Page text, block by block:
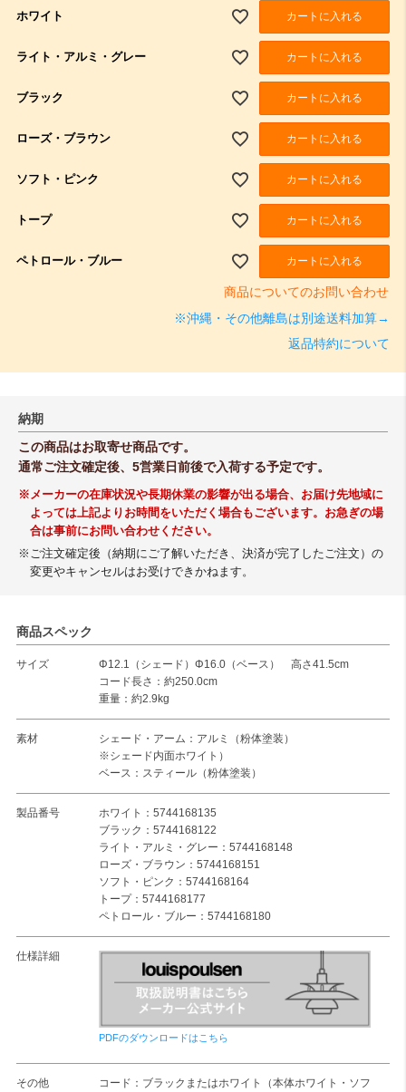
ホワイト カートに入れる
ライト・アルミ・グレー カートに入れる
ブラック カートに入れる
ローズ・ブラウン カートに入れる
ソフト・ピンク カートに入れる
トープ カートに入れる
ペトロール・ブルー カートに入れる
商品についてのお問い合わせ
※沖縄・その他離島は別途送料加算→
返品特約について
納期
この商品はお取寄せ商品です。
通常ご注文確定後、5営業日前後で入荷する予定です。
※メーカーの在庫状況や長期休業の影響が出る場合、お届け先地域に
よっては上記よりお時間をいただく場合もございます。お急ぎの場
合は事前にお問い合わせください。
※ご注文確定後（納期にご了解いただき、決済が完了したご注文）の
変更やキャンセルはお受けできかねます。
商品スペック
サイズ
Φ12.1（シェード）Φ16.0（ベース） 高さ41.5cm
コード長さ：約250.0cm
重量：約2.9kg
素材
シェード・アーム：アルミ（粉体塗装）
※シェード内面ホワイト）
ベース：スティール（粉体塗装）
製品番号
ホワイト：5744168135
ブラック：5744168122
ライト・アルミ・グレー：5744168148
ローズ・ブラウン：5744168151
ソフト・ピンク：5744168164
トープ：5744168177
ペトロール・ブルー：5744168180
仕様詳細
PDFのダウンロードはこちら
その他
コード：ブラックまたはホワイト（本体ホワイト・ソフ